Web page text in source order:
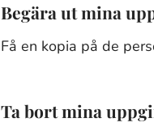
Begära ut mina
Få en kopia på de
Ta bort mina